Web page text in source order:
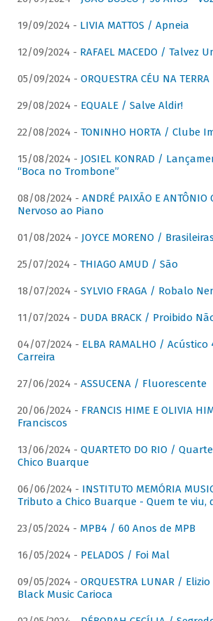
19/09/2024 - LIVIA MATTOS / Apneia
12/09/2024 - RAFAEL MACEDO / Talvez
05/09/2024 - ORQUESTRA CÉU NA
29/08/2024 - EQUALE / Salve Aldir!
22/08/2024 - TONINHO HORTA / Clube
15/08/2024 - JOSIEL KONRAD /
“Boca no Trombone”
08/08/2024 - ANDRÉ PAIXÃO E ANTÔNIO
Nervoso ao Piano
01/08/2024 - JOYCE MORENO /
25/07/2024 - THIAGO AMUD / São
18/07/2024 - SYLVIO FRAGA / Robalo
11/07/2024 - DUDA BRACK / Proibido
04/07/2024 - ELBA RAMALHO / Acústico
Carreira
27/06/2024 - ASSUCENA / Fluorescente
20/06/2024 - FRANCIS HIME E OLIVIA
Franciscos
13/06/2024 - QUARTETO DO RIO /
Chico Buarque
06/06/2024 - INSTITUTO MEMÓRIA
Tributo a Chico Buarque - Quem te viu,
23/05/2024 - MPB4 / 60 Anos de MPB
16/05/2024 - PELADOS / Foi Mal
09/05/2024 - ORQUESTRA LUNAR /
Black Music Carioca